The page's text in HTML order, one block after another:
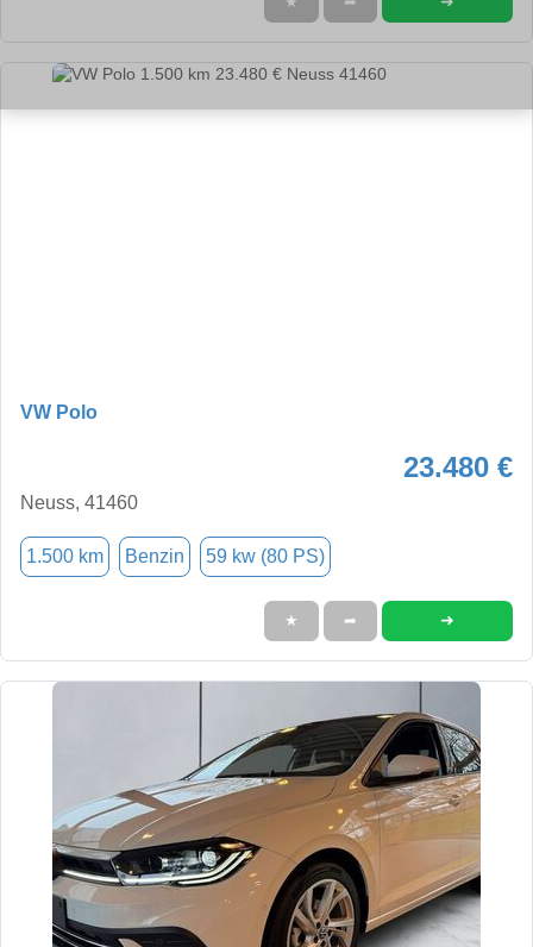
VW Polo
23.480 €
Neuss, 41460
1.500 km Benzin 59 kw (80 PS)
★ ➦ ➜